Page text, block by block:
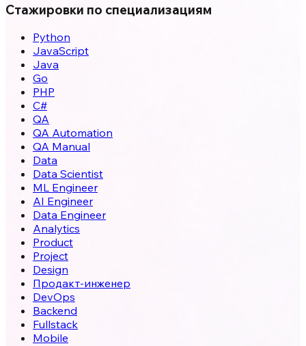
Стажировки по специализациям
Python
JavaScript
Java
Go
PHP
C#
QA
QA Automation
QA Manual
Data
Data Scientist
ML Engineer
AI Engineer
Data Engineer
Analytics
Product
Project
Design
Продакт-инженер
DevOps
Backend
Fullstack
Mobile